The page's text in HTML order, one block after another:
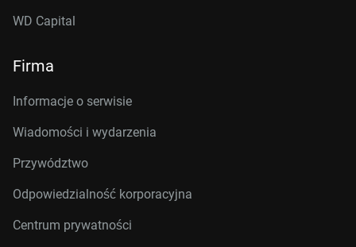
WD Capital
Firma
Informacje o serwisie
Wiadomości i wydarzenia
Przywództwo
Odpowiedzialność korporacyjna
Centrum prywatności